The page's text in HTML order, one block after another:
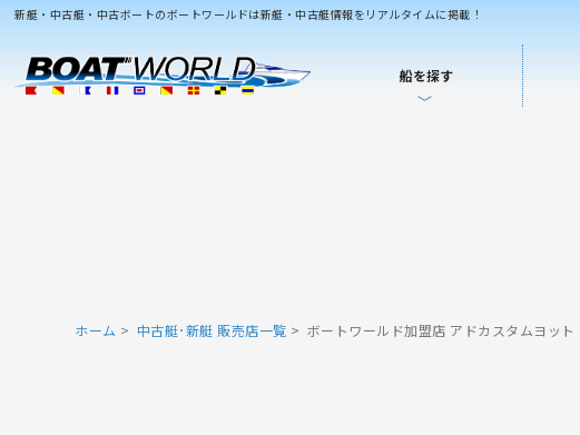
新艇・中古艇・中古ボートのボートワールドは新艇・中古艇情報をリアルタイムに掲載！
船を探す
ホーム 中古艇･新艇 販売店一覧 ボートワールド加盟店 アドカスタムヨット